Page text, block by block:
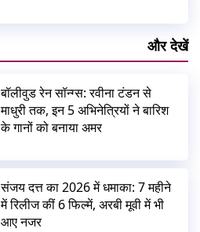
और देखें
बॉलीवुड रेन सॉन्ग्स: रवीना टंडन से
माधुरी तक, इन 5 अभिनेत्रियों ने बारिश
के गानों को बनाया अमर
संजय दत्त का 2026 में धमाका: 7 महीने
में रिलीज कीं 6 फिल्में, अरबी मूवी में भी
आए नजर